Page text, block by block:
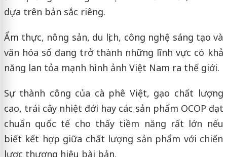
dựa trên bản sắc riêng.
Ẩm thực, nông sản, du lịch, công nghệ sáng tạo và
văn hóa số đang trở thành những lĩnh vực có khả
năng lan tỏa mạnh hình ảnh Việt Nam ra thế giới.
Sự thành công của cà phê Việt, gạo chất lượng
cao, trái cây nhiệt đới hay các sản phẩm OCOP đạt
chuẩn quốc tế cho thấy tiềm năng rất lớn nếu
biết kết hợp giữa chất lượng sản phẩm với chiến
lược thương hiệu bài bản.